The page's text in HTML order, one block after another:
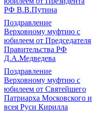
РФ В.В.Путина
Поздравление
Верховному муфтию с
юбилеем от Председателя
Правительства РФ
Д.А.Медведева
Поздравление
Верховному муфтию с
юбилеем от Святейшего
Патриарха Московского и
всея Руси Кирилла